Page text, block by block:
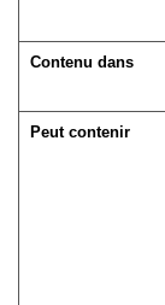
Contenu dans
Peut contenir